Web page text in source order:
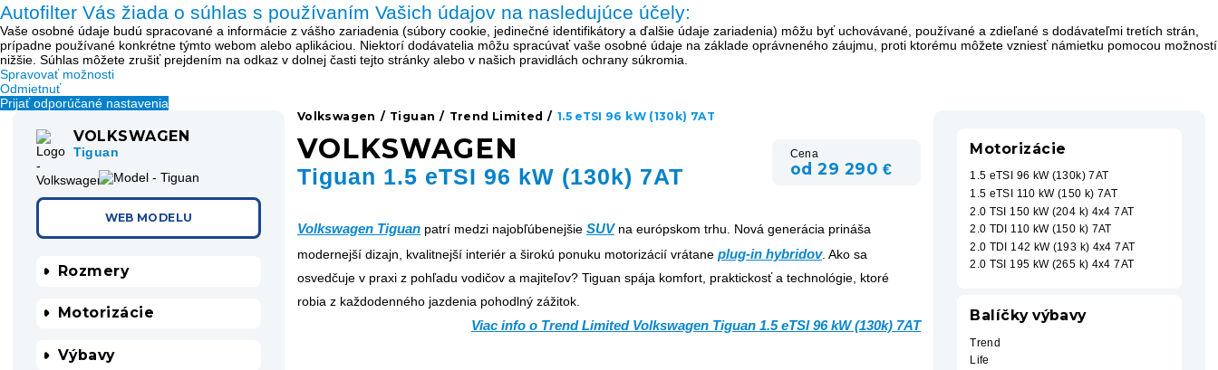
Autofilter Vás žiada o súhlas s používaním Vašich údajov na nasledujúce účely:
Vaše osobné údaje budú spracované a informácie z vášho zariadenia (súbory cookie, jedinečné identifikátory a ďalšie údaje zariadenia) môžu byť uchovávané, používané a zdieľané s dodávateľmi tretích strán,
prípadne používané konkrétne týmto webom alebo aplikáciou. Niektorí dodávatelia môžu spracúvať vaše osobné údaje na základe oprávneného záujmu, proti ktorému môžete vzniesť námietku pomocou možností
nižšie. Súhlas môžete zrušiť prejdením na odkaz v dolnej časti tejto stránky alebo v našich pravidlách ochrany súkromia.
Spravovať možnosti
Odmietnuť
Prijať odporúčané nastavenia
VOLKSWAGEN
Tiguan
WEB MODELU
Rozmery
Motorizácie
Výbavy
Volkswagen / Tiguan / Trend Limited / 1.5 eTSI 96 kW (130k) 7AT
VOLKSWAGEN
Tiguan 1.5 eTSI 96 kW (130k) 7AT
Cena
od 29 290 €
Volkswagen Tiguan patrí medzi najobľúbenejšie SUVna európskom trhu. Nová generácia prináša
modernejší dizajn, kvalitnejší interiér a širokú ponuku motorizácií vrátane plug-in hybridov. Ako sa
osvedčuje v praxi z pohľadu vodičov a majiteľov? Tiguan spája komfort, praktickosť a technológie, ktoré
robia z každodenného jazdenia pohodlný zážitok.
Viac info o Trend Limited Volkswagen Tiguan 1.5 eTSI 96 kW (130k) 7AT
Motorizácie
1.5 eTSI 96 kW (130k) 7AT
1.5 eTSI 110 kW (150 k) 7AT
2.0 TSI 150 kW (204 k) 4x4 7AT
2.0 TDI 110 kW (150 k) 7AT
2.0 TDI 142 kW (193 k) 4x4 7AT
2.0 TSI 195 kW (265 k) 4x4 7AT
Balíčky výbavy
Trend
Life